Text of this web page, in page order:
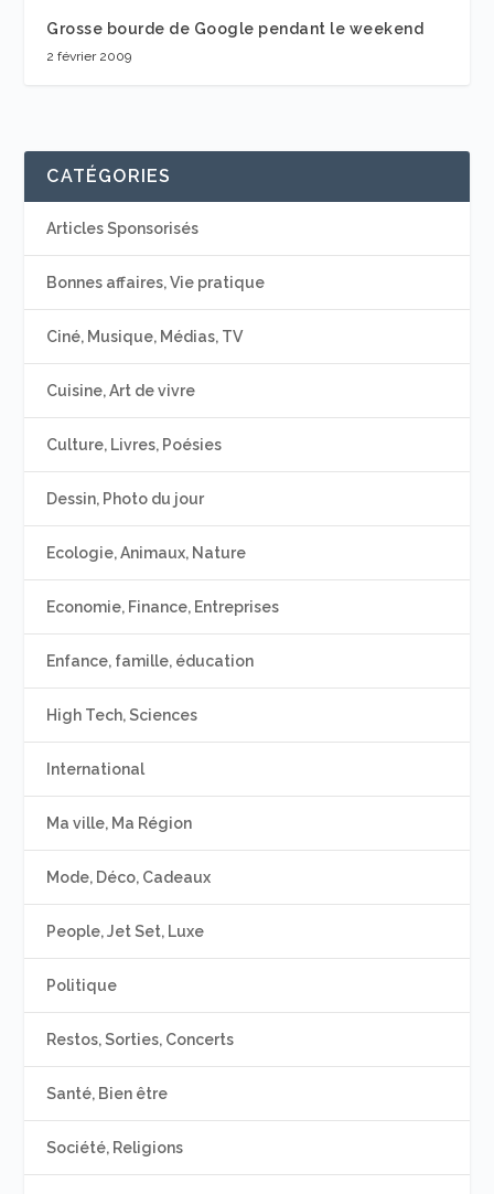
Grosse bourde de Google pendant le weekend
2 février 2009
CATÉGORIES
Articles Sponsorisés
Bonnes affaires, Vie pratique
Ciné, Musique, Médias, TV
Cuisine, Art de vivre
Culture, Livres, Poésies
Dessin, Photo du jour
Ecologie, Animaux, Nature
Economie, Finance, Entreprises
Enfance, famille, éducation
High Tech, Sciences
International
Ma ville, Ma Région
Mode, Déco, Cadeaux
People, Jet Set, Luxe
Politique
Restos, Sorties, Concerts
Santé, Bien être
Société, Religions